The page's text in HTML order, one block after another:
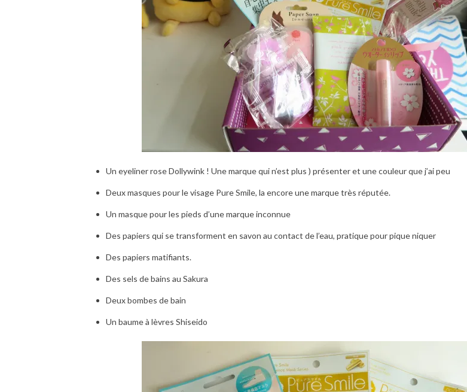
Un eyeliner rose Dollywink ! Une marque qui n’est plus ) présenter et une couleur que j’ai peu
Deux masques pour le visage Pure Smile, la encore une marque très réputée.
Un masque pour les pieds d’une marque inconnue
Des papiers qui se transforment en savon au contact de l’eau, pratique pour pique niquer
Des papiers matifiants.
Des sels de bains au Sakura
Deux bombes de bain
Un baume à lèvres Shiseido